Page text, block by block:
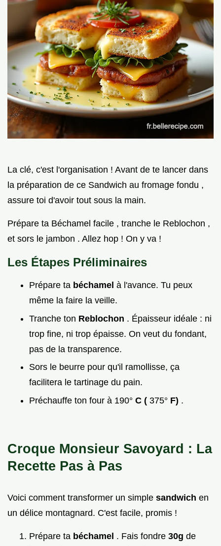
La clé, c'est l'organisation ! Avant de te lancer dans
la préparation de ce Sandwich au fromage fondu ,
assure toi d'avoir tout sous la main.
Prépare ta Béchamel facile , tranche le Reblochon ,
et sors le jambon . Allez hop ! On y va !
Les Étapes Préliminaires
Prépare ta béchamel à l'avance. Tu peux
même la faire la veille.
Tranche ton Reblochon . Épaisseur idéale : ni
trop fine, ni trop épaisse. On veut du fondant,
pas de la transparence.
Sors le beurre pour qu'il ramollisse, ça
facilitera le tartinage du pain.
Préchauffe ton four à 190° C ( 375° F) .
Croque Monsieur Savoyard : La
Recette Pas à Pas
Voici comment transformer un simple sandwich en
un délice montagnard. C'est facile, promis !
Prépare ta béchamel . Fais fondre 30g de